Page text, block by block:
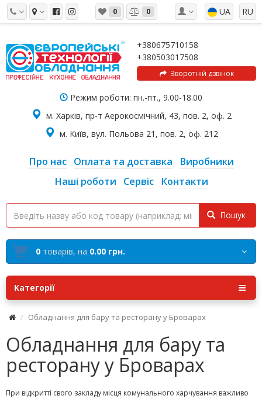
RU
UA
0 0
+380675710158
+380503017508
Зворотній дзвінок
Режим роботи: пн.-пт., 9.00-18.00
м. Харків, пр-т Аерокосмічний, 43, пов. 2, оф. 2
м. Київ, вул. Польова 21, пов. 2, оф. 212
Про нас Оплата та доставка
Виробники
Наші роботи
Сервіс Контакти
Пошук
0 товарів, на 0.00 грн.
Категорії
Обладнання для бару та ресторану у Броварах
Обладнання для бару та
ресторану у Броварах
При відкритті свого закладу місця комунального харчування важливо